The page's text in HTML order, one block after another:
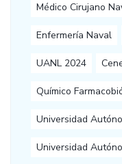
Médico Cirujano
Enfermería Naval
UANL 2024
Químico
Universidad
Universidad